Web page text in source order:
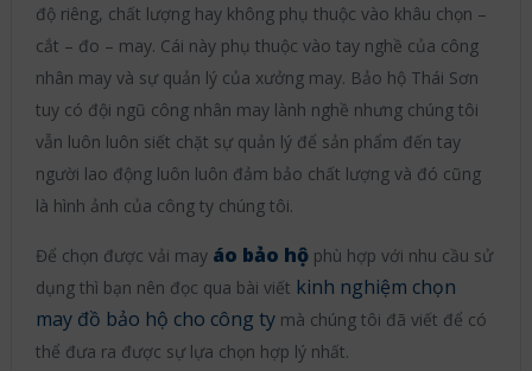
độ riêng, chất lượng hay không phụ thuộc vào khâu chọn –
cắt – đo – may. Cái này phụ thuộc vào tay nghề của công
nhân may và sự quản lý của xưởng may. Bảo hộ Thái Sơn
tuy có đội ngũ công nhân may lành nghề nhưng chúng tôi
vẫn luôn luôn siết chặt sự quản lý để sản phẩm đến tay
người lao động luôn luôn đảm bảo chất lượng và đó cũng
là hình ảnh của công ty chúng tôi.
Để chọn được vải may áo bảo hộ phù hợp với nhu cầu sử
dụng thì bạn nên đọc qua bài viết kinh nghiệm chọn
may đồ bảo hộ cho công tymà chúng tôi đã viết để có
thể đưa ra được sự lựa chọn hợp lý nhất.